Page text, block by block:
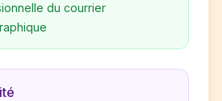
du courrier